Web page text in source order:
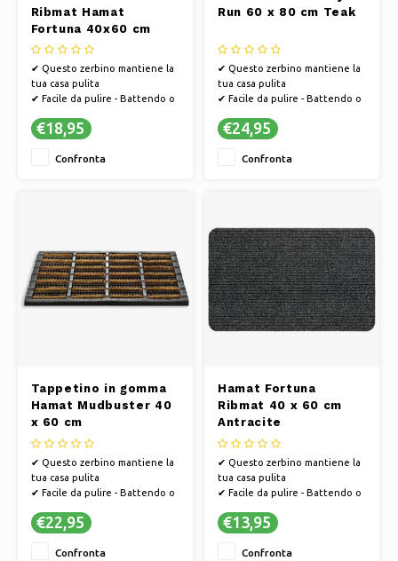
Ribmat Hamat
Fortuna 40x60 cm
Grigio
✔ Questo zerbino mantiene la
tua casa pulita
✔ Facile da pulire - Battendo o
✔ PVC antiscivolo, in modo che
✔ Hamat si sviluppa in modo
€18,95
Confronta
Run 60 x 80 cm Teak
✔ Questo zerbino mantiene la
tua casa pulita
✔ Facile da pulire - Battendo o
✔ PVC antiscivolo, in modo che
✔ Hamat si sviluppa in modo
€24,95
Confronta
Tappetino in gomma
Hamat Mudbuster 40
x 60 cm
✔ Questo zerbino mantiene la
tua casa pulita
✔ Facile da pulire - Battendo o
✔ PVC antiscivolo, in modo che
✔ Hamat si sviluppa in modo
€22,95
Confronta
Hamat Fortuna
Ribmat 40 x 60 cm
Antracite
✔ Questo zerbino mantiene la
tua casa pulita
✔ Facile da pulire - Battendo o
✔ PVC antiscivolo, in modo che
✔ Hamat si sviluppa in modo
€13,95
Confronta